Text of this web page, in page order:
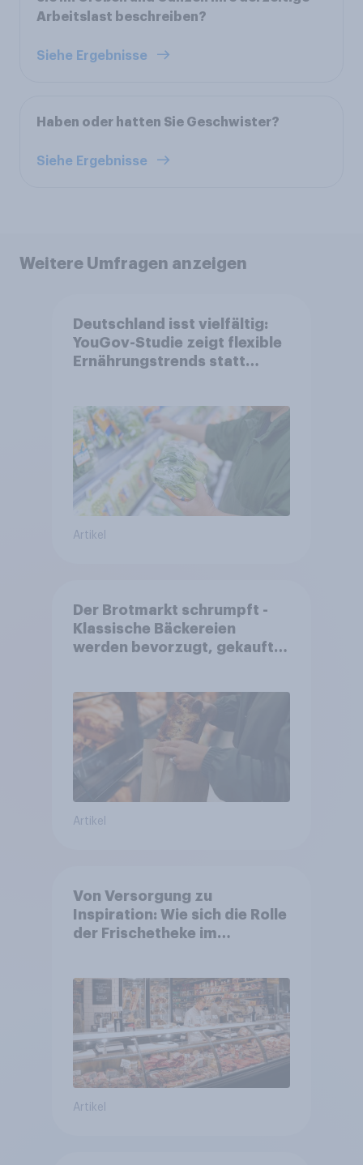
Arbeitslast beschreiben?
Siehe Ergebnisse
Haben oder hatten Sie Geschwister?
Siehe Ergebnisse
Weitere Umfragen anzeigen
Deutschland isst vielfältig:
YouGov-Studie zeigt flexible
Ernährungstrends statt
Artikel
Der Brotmarkt schrumpft -
Klassische Bäckereien
werden bevorzugt, gekauft
Artikel
Von Versorgung zu
Inspiration: Wie sich die Rolle
der Frischetheke im
Artikel